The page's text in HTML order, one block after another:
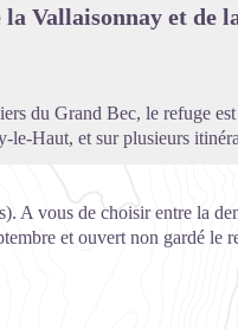
Vallaisonnay et de
du Grand Bec, le refuge
Haut, et sur plusieurs
A vous de choisir entre la
et ouvert non gardé le